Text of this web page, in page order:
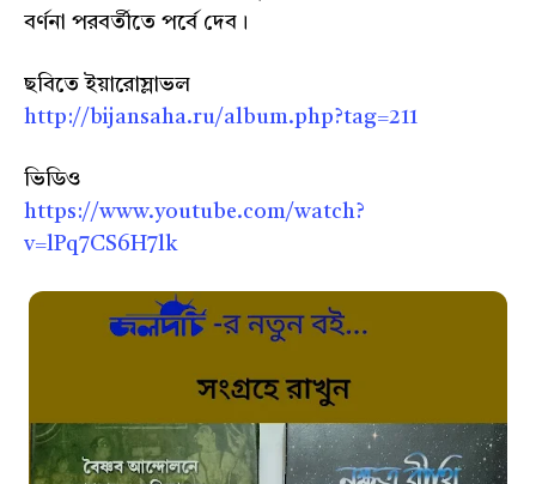
বর্ণনা পরবর্তীতে পর্বে দেব।
ছবিতে ইয়ারোস্লাভল
http://bijansaha.ru/album.php?tag=211
ভিডিও
https://www.youtube.com/watch?
v=lPq7CS6H7lk